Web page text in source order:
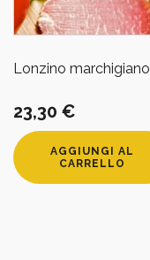
Lonzino marchigiano
23,30 €
AGGIUNGI AL
CARRELLO